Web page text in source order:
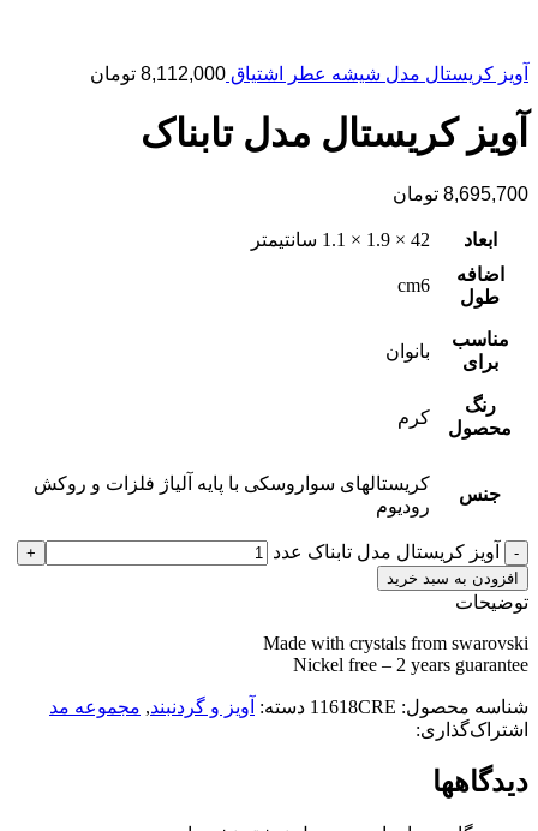
آویز کریستال مدل شیشه عطر اشتیاق 8,112,000 تومان
آویز کریستال مدل تابناک
8,695,700 تومان
ابعاد
42 × 1.9 × 1.1 سانتیمتر
اضافه
طول
cm6
مناسب
برای
بانوان
رنگ
محصول
کرم
جنس
کریستالهای سواروسکی با پایه آلیاژ فلزات و روکش
رودیوم
آویز کریستال مدل تابناک عدد
افزودن به سبد خرید
توضیحات
Made with crystals from swarovski
Nickel free – 2 years guarantee
شناسه محصول: 11618CRE دسته: آویز و گردنبند, مجموعه مد
اشتراک‌گذاری:
دیدگاهها